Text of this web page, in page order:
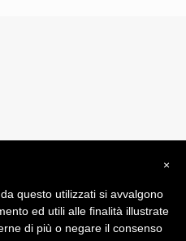
su Misura srl
- Terms and Conditions
×
questo utilizzati si avvalgono
ed utili alle finalità illustrate
di più o negare il consenso